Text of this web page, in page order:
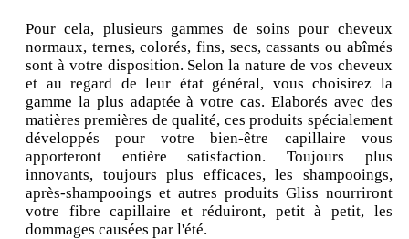
Pour cela, plusieurs gammes de soins pour cheveux
normaux, ternes, colorés, fins, secs, cassants ou abîmés
sont à votre disposition. Selon la nature de vos cheveux
et au regard de leur état général, vous choisirez la
gamme la plus adaptée à votre cas. Elaborés avec des
matières premières de qualité, ces produits spécialement
développés pour votre bien-être capillaire vous
apporteront entière satisfaction. Toujours plus
innovants, toujours plus efficaces, les shampooings,
après-shampooings et autres produits Gliss nourriront
votre fibre capillaire et réduiront, petit à petit, les
dommages causées par l'été.